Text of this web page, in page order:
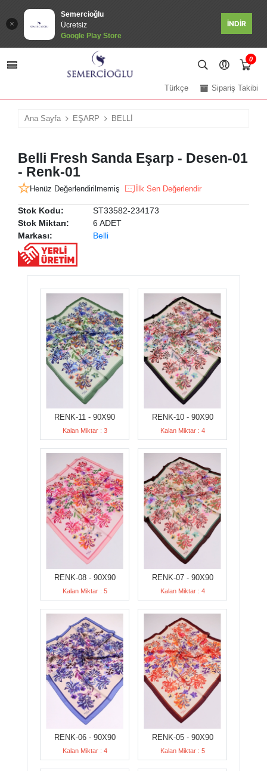
Semercioğlu
Ücretsiz
Google Play Store
İNDİR
0
Sipariş Takibi
Türkçe
Ana Sayfa EŞARP BELLİ
Belli Fresh Sanda Eşarp - Desen-01
- Renk-01
Henüz Değerlendirilmemiş İlk Sen Değerlendir
Stok Kodu:
ST33582-234173
Stok Miktarı:
6 ADET
Markası:
Belli
RENK-11 - 90X90
Kalan Miktar : 3
RENK-10 - 90X90
Kalan Miktar : 4
RENK-08 - 90X90
Kalan Miktar : 5
RENK-07 - 90X90
Kalan Miktar : 4
RENK-06 - 90X90
Kalan Miktar : 4
RENK-05 - 90X90
Kalan Miktar : 5